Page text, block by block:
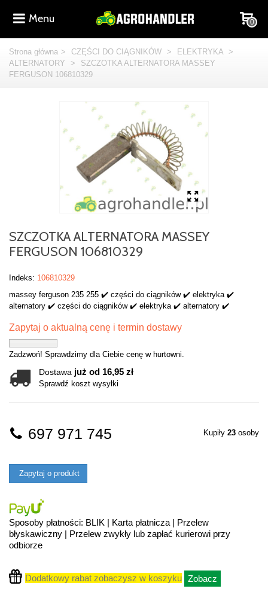
Menu 0
Strona główna > CZĘŚCI DO CIĄGNIKÓW > ELEKTRYKA >
ALTERNATORY
>
SZCZOTKA ALTERNATORA MASSEY
FERGUSON 106810329
SZCZOTKA ALTERNATORA MASSEY
FERGUSON 106810329
Indeks: 106810329
massey ferguson 235 255 ✔️ części do ciągników ✔️ elektryka ✔️
alternatory ✔️ części do ciągników ✔️ elektryka ✔️ alternatory ✔️
Zapytaj o aktualną cenę i termin dostawy
Zadzwoń! Sprawdzimy dla Ciebie cenę w hurtowni.
Dostawa już od 16,95 zł
Sprawdź koszt wysyłki
Kupiły 23 osoby
697 971 745
Zapytaj o produkt
Sposoby płatności: BLIK | Karta płatnicza | Przelew
błyskawiczny | Przelew zwykły lub zapłać kurierowi przy
odbiorze
Dodatkowy rabat zobaczysz w koszyku Zobacz